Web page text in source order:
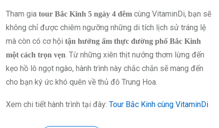
Tham gia tour Bắc Kinh 5 ngày 4 đêm cùng VitaminDi, bạn sẽ
không chỉ được chiêm ngưỡng những di tích lịch sử tráng lệ
mà còn có cơ hội tận hưởng ẩm thực đường phố Bắc Kinh
một cách trọn vẹn. Từ những xiên thịt nướng thơm lừng đến
kẹo hồ lô ngọt ngào, hành trình này chắc chắn sẽ mang đến
cho bạn ký ức khó quên về thủ đô Trung Hoa.
Xem chi tiết hành trình tại đây: Tour Bắc Kinh cùng VitaminDi